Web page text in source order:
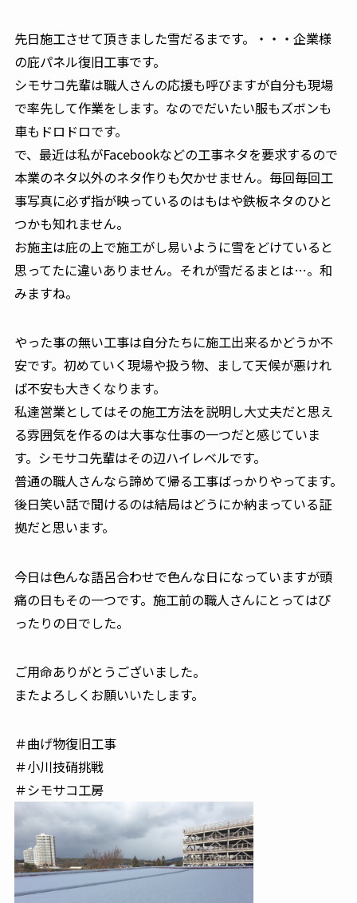
先日施工させて頂きました雪だるまです。・・・企業様
の庇パネル復旧工事です。
シモサコ先輩は職人さんの応援も呼びますが自分も現場
で率先して作業をします。なのでだいたい服もズボンも
車もドロドロです。
で、最近は私がFacebookなどの工事ネタを要求するので
本業のネタ以外のネタ作りも欠かせません。毎回毎回工
事写真に必ず指が映っているのはもはや鉄板ネタのひと
つかも知れません。
お施主は庇の上で施工がし易いように雪をどけていると
思ってたに違いありません。それが雪だるまとは…。和
みますね。
やった事の無い工事は自分たちに施工出来るかどうか不
安です。初めていく現場や扱う物、まして天候が悪けれ
ば不安も大きくなります。
私達営業としてはその施工方法を説明し大丈夫だと思え
る雰囲気を作るのは大事な仕事の一つだと感じていま
す。シモサコ先輩はその辺ハイレベルです。
普通の職人さんなら諦めて帰る工事ばっかりやってます。
後日笑い話で聞けるのは結局はどうにか納まっている証
拠だと思います。
今日は色んな語呂合わせで色んな日になっていますが頭
痛の日もその一つです。施工前の職人さんにとってはぴ
ったりの日でした。
ご用命ありがとうございました。
またよろしくお願いいたします。
＃曲げ物復旧工事
＃小川技硝挑戦
＃シモサコ工房